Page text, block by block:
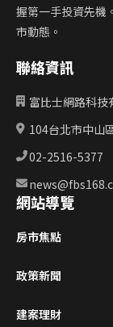
握第一手投資先機
市動態。
聯絡資訊
富比士網路科技
104台北市中山
02-2516-5377
網站導覽
房市焦點
政策新聞
建案理財